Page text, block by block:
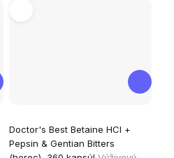
Doctor's Best Betaine HCl +
Pepsin & Gentian Bitters